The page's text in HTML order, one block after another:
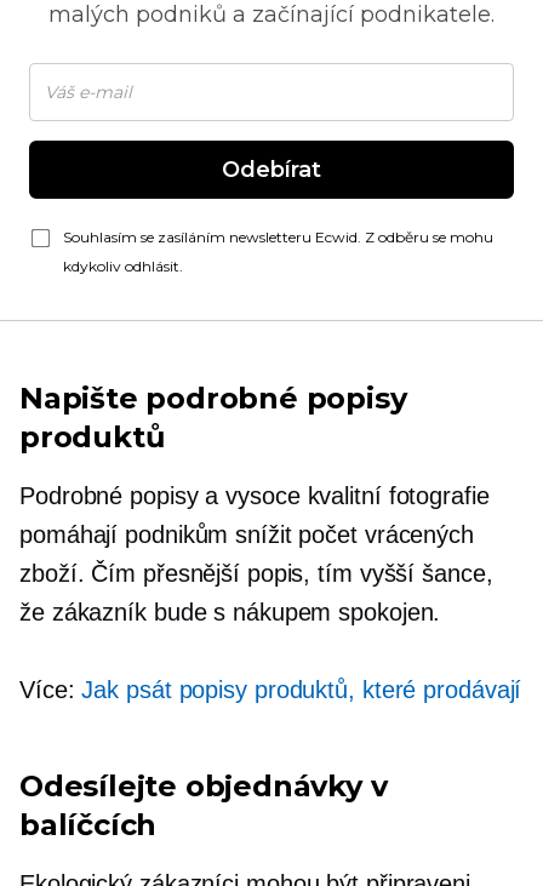
malých podniků a začínající podnikatele.
Odebírat
Souhlasím se zasíláním newsletteru Ecwid. Z odběru se mohu
kdykoliv odhlásit.
Napište podrobné popisy
produktů
Podrobné popisy avysoce kvalitnífotografie
pomáhají podnikům snížit počet vrácených
zboží. Čím přesnější popis, tím vyšší šance,
že zákazník bude s nákupem spokojen.
Více:Jak psát popisy produktů, které prodávají
Odesílejte objednávky v
balíčcích